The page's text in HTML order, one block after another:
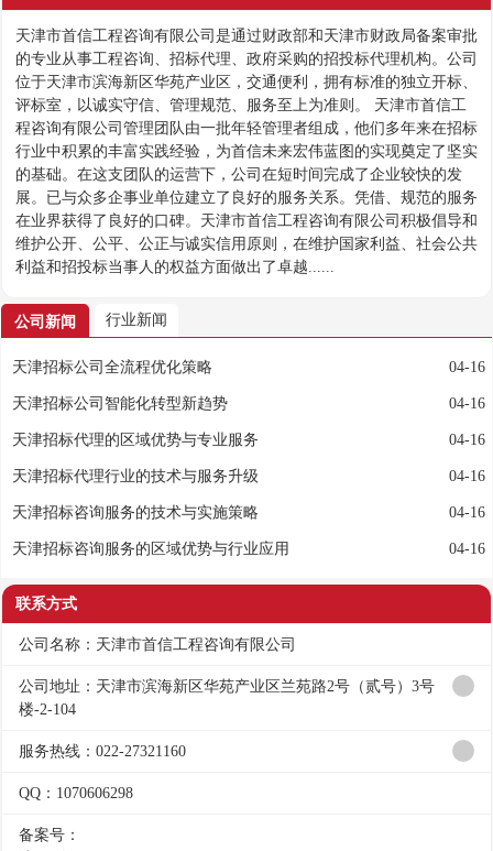
天津市首信工程咨询有限公司是通过财政部和天津市财政局备案审批
的专业从事工程咨询、招标代理、政府采购的招投标代理机构。公司
位于天津市滨海新区华苑产业区，交通便利，拥有标准的独立开标、
评标室，以诚实守信、管理规范、服务至上为准则。 天津市首信工
程咨询有限公司管理团队由一批年轻管理者组成，他们多年来在招标
行业中积累的丰富实践经验，为首信未来宏伟蓝图的实现奠定了坚实
的基础。在这支团队的运营下，公司在短时间完成了企业较快的发
展。已与众多企事业单位建立了良好的服务关系。凭借、规范的服务
在业界获得了良好的口碑。天津市首信工程咨询有限公司积极倡导和
维护公开、公平、公正与诚实信用原则，在维护国家利益、社会公共
利益和招投标当事人的权益方面做出了卓越......
公司新闻 行业新闻
04-16
天津招标公司全流程优化策略
04-16
天津招标公司智能化转型新趋势
04-16
天津招标代理的区域优势与专业服务
04-16
天津招标代理行业的技术与服务升级
04-16
天津招标咨询服务的技术与实施策略
04-16
天津招标咨询服务的区域优势与行业应用
联系方式
公司名称：天津市首信工程咨询有限公司
公司地址：天津市滨海新区华苑产业区兰苑路2号（贰号）3号
楼-2-104
服务热线：022-27321160
QQ：1070606298
备案号：